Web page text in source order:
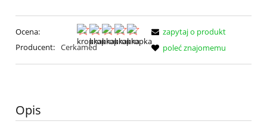
Ocena:
Producent: Cerkamed
zapytaj o produkt
poleć znajomemu
Opis